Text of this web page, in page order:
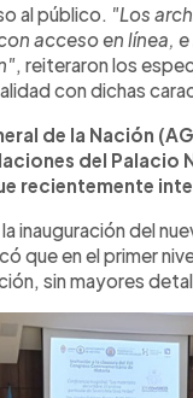
al público. "Los
acceso en línea,
, reiteraron los
con dichas
de la Nación
del Palacio
recientemente
inauguración del
que en el primer
sin mayores